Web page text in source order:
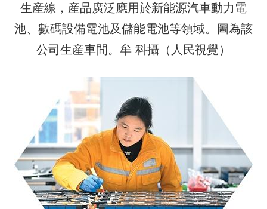
生産線，産品廣泛應用於新能源汽車動力電
池、數碼設備電池及儲能電池等領域。圖為該
公司生産車間。牟 科攝（人民視覺）